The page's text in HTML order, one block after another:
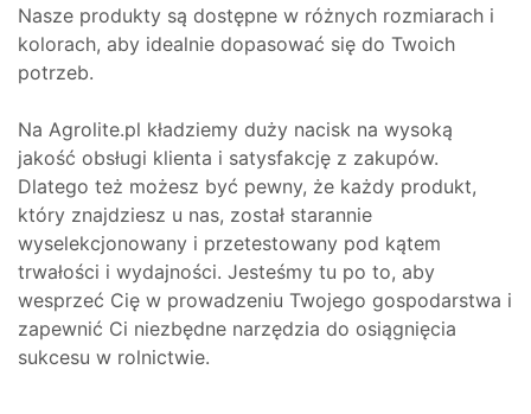
Nasze produkty są dostępne w różnych rozmiarach i
kolorach, aby idealnie dopasować się do Twoich
potrzeb.
Na Agrolite.pl kładziemy duży nacisk na wysoką
jakość obsługi klienta i satysfakcję z zakupów.
Dlatego też możesz być pewny, że każdy produkt,
który znajdziesz u nas, został starannie
wyselekcjonowany i przetestowany pod kątem
trwałości i wydajności. Jesteśmy tu po to, aby
wesprzeć Cię w prowadzeniu Twojego gospodarstwa i
zapewnić Ci niezbędne narzędzia do osiągnięcia
sukcesu w rolnictwie.